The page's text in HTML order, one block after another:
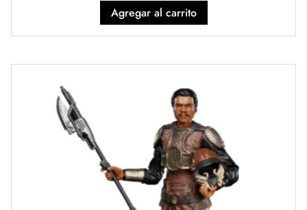
Agregar al carrito